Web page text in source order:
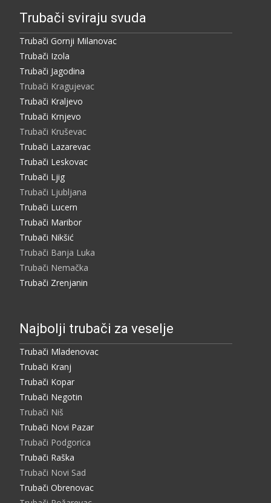
Trubači sviraju svuda
Trubači Gornji Milanovac
Trubači Izola
Trubači Jagodina
Trubači Kragujevac
Trubači Kraljevo
Trubači Krnjevo
Trubači Kruševac
Trubači Lazarevac
Trubači Leskovac
Trubači Ljig
Trubači Ljubljana
Trubači Lucern
Trubači Maribor
Trubači Nikšić
Trubači Banja Luka
Trubači Nemačka
Trubači Zrenjanin
Najbolji trubači za veselje
Trubači Mladenovac
Trubači Kranj
Trubači Kopar
Trubači Negotin
Trubači Niš
Trubači Novi Pazar
Trubači Podgorica
Trubači Raška
Trubači Novi Sad
Trubači Obrenovac